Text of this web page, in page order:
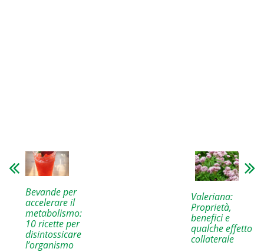
Bevande per
accelerare il
metabolismo:
10 ricette per
disintossicare
l’organismo
Valeriana:
Proprietà,
benefici e
qualche effetto
collaterale